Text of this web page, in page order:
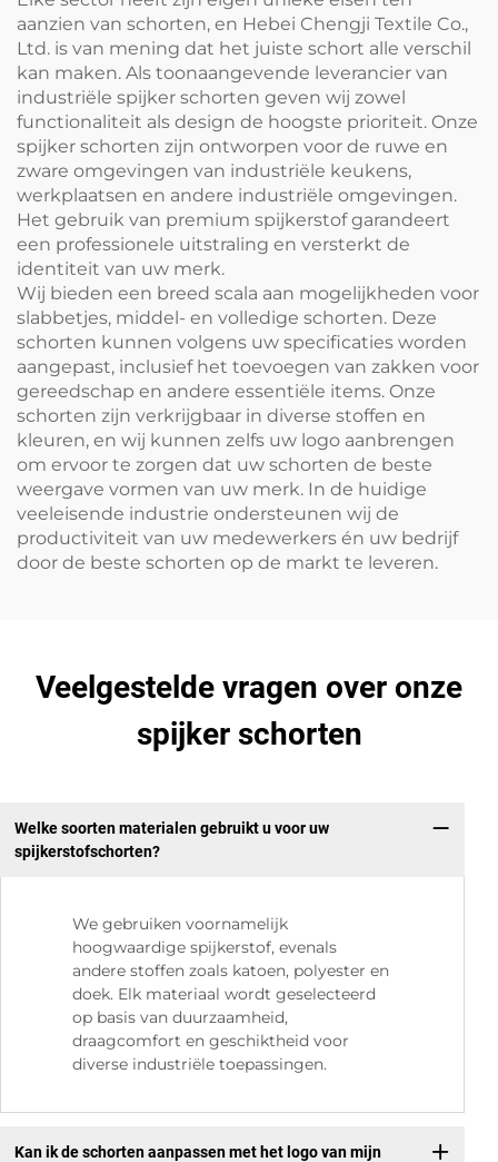
aanzien van schorten, en Hebei Chengji Textile Co.,
Ltd. is van mening dat het juiste schort alle verschil
kan maken. Als toonaangevende leverancier van
industriële spijker schorten geven wij zowel
functionaliteit als design de hoogste prioriteit. Onze
spijker schorten zijn ontworpen voor de ruwe en
zware omgevingen van industriële keukens,
werkplaatsen en andere industriële omgevingen.
Het gebruik van premium spijkerstof garandeert
een professionele uitstraling en versterkt de
identiteit van uw merk.
Wij bieden een breed scala aan mogelijkheden voor
slabbetjes, middel- en volledige schorten. Deze
schorten kunnen volgens uw specificaties worden
aangepast, inclusief het toevoegen van zakken voor
gereedschap en andere essentiële items. Onze
schorten zijn verkrijgbaar in diverse stoffen en
kleuren, en wij kunnen zelfs uw logo aanbrengen
om ervoor te zorgen dat uw schorten de beste
weergave vormen van uw merk. In de huidige
veeleisende industrie ondersteunen wij de
productiviteit van uw medewerkers én uw bedrijf
door de beste schorten op de markt te leveren.
Veelgestelde vragen over onze
spijker schorten
Welke soorten materialen gebruikt u voor uw
spijkerstofschorten?
We gebruiken voornamelijk
hoogwaardige spijkerstof, evenals
andere stoffen zoals katoen, polyester en
doek. Elk materiaal wordt geselecteerd
op basis van duurzaamheid,
draagcomfort en geschiktheid voor
diverse industriële toepassingen.
Kan ik de schorten aanpassen met het logo van mijn